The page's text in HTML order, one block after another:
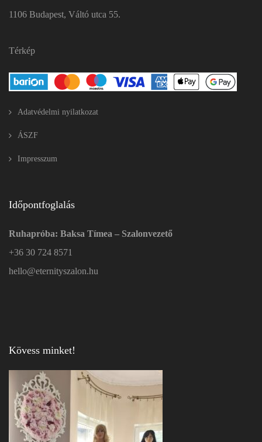
1106 Budapest, Váltó utca 55.
Térkép
Adatvédelmi nyilatkozat
ÁSZF
Impresszum
Időpontfoglalás
Ruhapróba: Baksa Tímea – Szalonvezető
+36 30 724 8571
hello@eternityszalon.hu
Kövess minket!